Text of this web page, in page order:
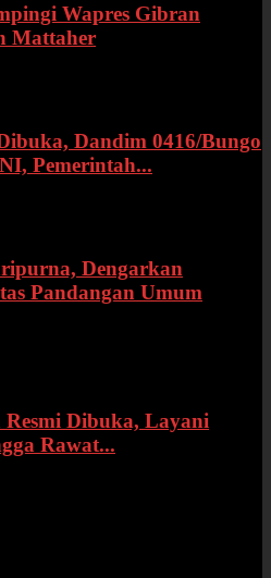
Wapres Gibran
Mattaher
Dandim 0416/Bungo
Pemerintah...
Dengarkan
Pandangan Umum
Dibuka, Layani
Rawat...